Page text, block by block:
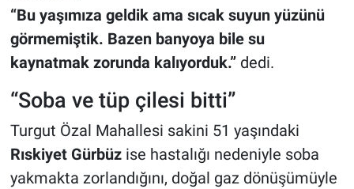
“Bu yaşımıza geldik ama sıcak suyun yüzünü
görmemiştik. Bazen banyoya bile su
kaynatmak zorunda kalıyorduk.”dedi.
“Soba ve tüp çilesi bitti”
Turgut Özal Mahallesi sakini 51 yaşındaki
Rıskiyet Gürbüzise hastalığı nedeniyle soba
yakmakta zorlandığını, doğal gaz dönüşümüyle